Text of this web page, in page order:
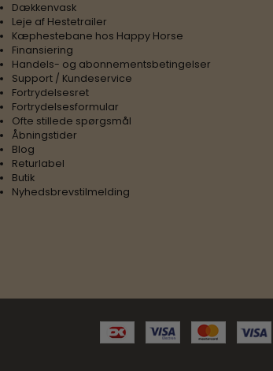
Dækkenvask
Leje af Hestetrailer
Kæphestebane hos Happy Horse
Finansiering
Handels- og abonnementsbetingelser
Support / Kundeservice
Fortrydelsesret
Fortrydelsesformular
Ofte stillede spørgsmål
Åbningstider
Blog
Returlabel
Butik
Nyhedsbrevstilmelding